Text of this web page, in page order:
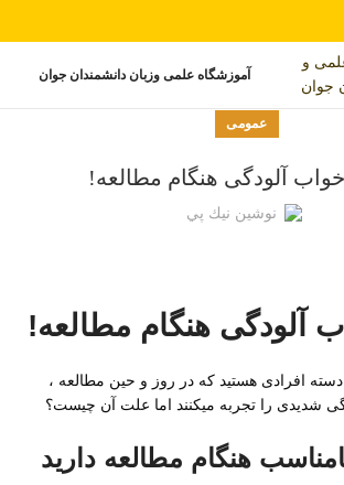
آموزشگاه علمی وزبان دانشمندان جوان
عمومی
نوشين نيك پي
افرادی هستید که در روز و حین مطالعه ،
شدیدی را تجربه میکنند اما علت آن چیست؟
هنگام مطالعه دارید